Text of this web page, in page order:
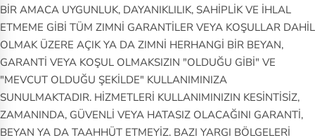
BİR AMACA UYGUNLUK, DAYANIKLILIK, SAHİPLİK VE İHLAL
ETMEME GİBİ TÜM ZIMNİ GARANTİLER VEYA KOŞULLAR DAHİL
OLMAK ÜZERE AÇIK YA DA ZIMNİ HERHANGİ BİR BEYAN,
GARANTİ VEYA KOŞUL OLMAKSIZIN "OLDUĞU GİBİ" VE
"MEVCUT OLDUĞU ŞEKİLDE" KULLANIMINIZA
SUNULMAKTADIR. HİZMETLERİ KULLANIMINIZIN KESİNTİSİZ,
ZAMANINDA, GÜVENLİ VEYA HATASIZ OLACAĞINI GARANTİ,
BEYAN YA DA TAAHHÜT ETMEYİZ. BAZI YARGI BÖLGELERİ